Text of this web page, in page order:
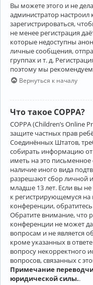
Вы можете этого и не
администратор
зарегистрироваться,
не менее регистрация
которые недоступны
личные сообщения,
группах и т. д.
поэтому мы рекомендуем
Вернуться к началу
Что такое COPPA?
COPPA (Children’s Online
защите частных прав
Соединённых Штатов,
собирать информацию
иметь на это письменное
наличие иного вида
разрешают сбор личной
младше 13 лет. Если вы
к регистрирующемуся
конференции,
Обратите внимание, что
конференции не может
вопросам и не является
кроме указанных в
вопросу некорректного
вопросов, связанных с
Примечание
юридической силы..